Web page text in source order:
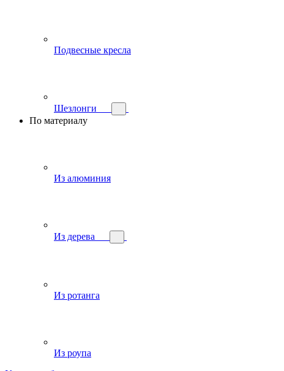
Подвесные кресла
Шезлонги
По материалу
Из алюминия
Из дерева
Из ротанга
Из роупа